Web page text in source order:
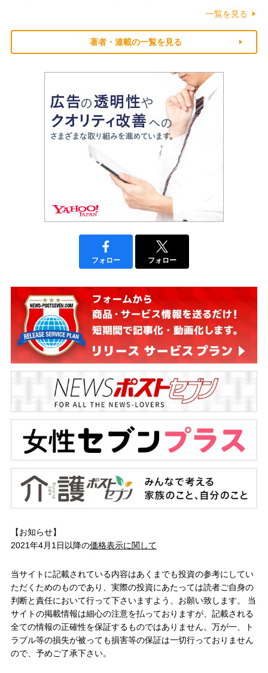
一覧を見る
著者・連載の一覧を見る
フォロー フォロー
【お知らせ】
2021年4月1日以降の価格表示に関して
当サイトに記載されている内容はあくまでも投資の参考にしてい
ただくためのものであり、実際の投資にあたっては読者ご自身の
判断と責任において行って下さいますよう、お願い致します。 当
サイトの掲載情報は細心の注意を払っておりますが、記載される
全ての情報の正確性を保証するものではありません。万が一、ト
ラブル等の損失が被っても損害等の保証は一切行っておりません
ので、予めご了承下さい。